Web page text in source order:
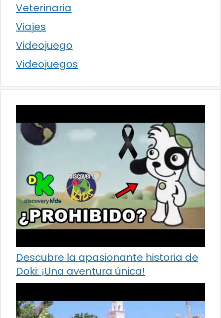
Veterinaria
Viajes
Videojuego
Videojuegos
Descubre la apasionante historia de
Doki: ¡Una aventura única!